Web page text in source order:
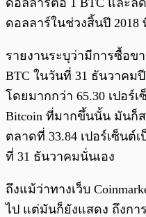
ดอลลาร์ในช่วงสิ้นปี 2018
รายงานระบุว่ามีการซื้อข
BTC ในวันที่ 31 ธันวาคม
โดยมากกว่า 65.30 เปอร์
Bitcoin ที่มากขึ้นนั้น มันก็
ตลาดที่ 33.84 เปอร์เซ็นต์
ที่ 31 ธันวาคมนั่นเอง
ถึงแม้ว่าทางเว็บ
ไป แต่มันก็ยังแสดง ถึงก